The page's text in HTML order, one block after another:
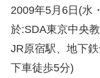
2009年5月6日(
於:SDA東京中央
JR原宿駅、地下
下車徒歩5分)